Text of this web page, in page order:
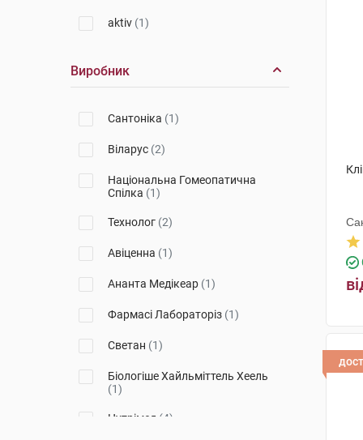
aktiv (1)
Виробник
Сантоніка (1)
Віларус (2)
Національна Гомеопатична
Спілка (1)
Технолог (2)
Авіценна (1)
Ананта Медікеар (1)
Фармасі Лабораторіз (1)
Светан (1)
Біологіше Хайльміттель Хеель
(1)
Нутрімед (4)